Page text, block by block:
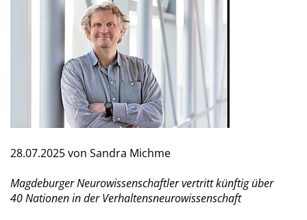
28.07.2025von Sandra Michme
Magdeburger Neurowissenschaftler vertritt künftig über
40 Nationen in der Verhaltensneurowissenschaft